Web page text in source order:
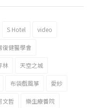
在石起」霸氣回歸
S Hotel video
復健醫學會
林 天空之城
布袋戲風箏 愛紗
文哲 樂生療養院